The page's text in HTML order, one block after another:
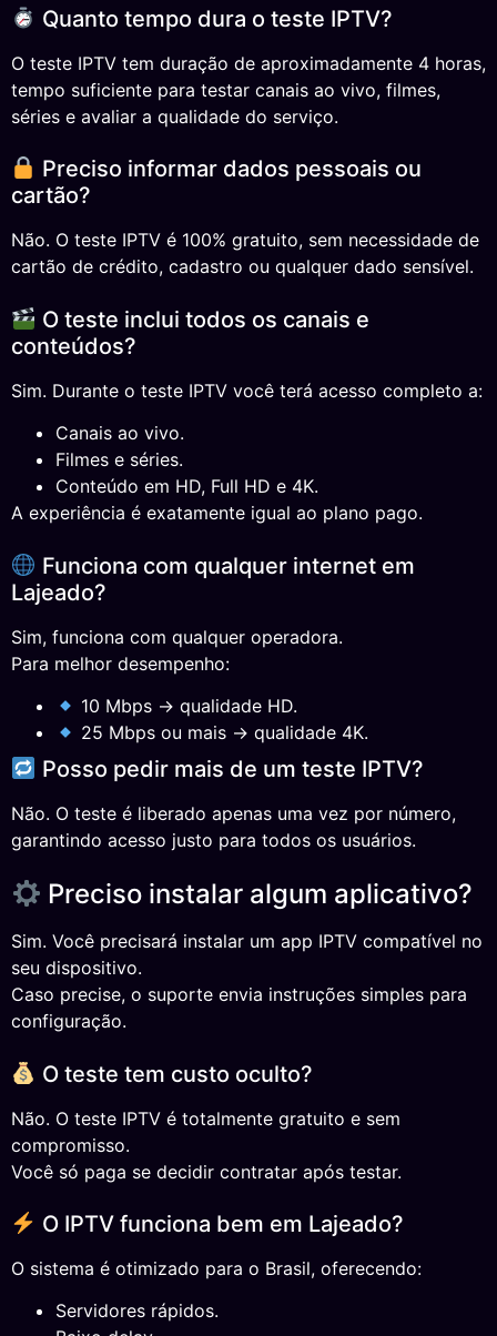
Quanto tempo dura o teste IPTV?
O teste IPTV tem duração de aproximadamente 4 horas,
tempo suficiente para testar canais ao vivo, filmes,
séries e avaliar a qualidade do serviço.
Preciso informar dados pessoais ou
cartão?
Não. O teste IPTV é 100% gratuito, sem necessidade de
cartão de crédito, cadastro ou qualquer dado sensível.
O teste inclui todos os canais e
conteúdos?
Sim. Durante o teste IPTV você terá acesso completo a:
Canais ao vivo.
Filmes e séries.
Conteúdo em HD, Full HD e 4K.
A experiência é exatamente igual ao plano pago.
Funciona com qualquer internet em
Lajeado?
Sim, funciona com qualquer operadora.
Para melhor desempenho:
10 Mbps → qualidade HD.
25 Mbps ou mais → qualidade 4K.
Posso pedir mais de um teste IPTV?
Não. O teste é liberado apenas uma vez por número,
garantindo acesso justo para todos os usuários.
Preciso instalar algum aplicativo?
Sim. Você precisará instalar um app IPTV compatível no
seu dispositivo.
Caso precise, o suporte envia instruções simples para
configuração.
O teste tem custo oculto?
Não. O teste IPTV é totalmente gratuito e sem
compromisso.
Você só paga se decidir contratar após testar.
O IPTV funciona bem em Lajeado?
O sistema é otimizado para o Brasil, oferecendo:
Servidores rápidos.